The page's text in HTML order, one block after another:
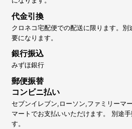
代金引換
クロネコ宅配便での配送に限ります。
要になります。
銀行振込
みずほ銀行
郵便振替
コンビニ払い
セブンイレブン,ローソン,ファミリーマ
マートでお支払いいただけます。 別途
す。